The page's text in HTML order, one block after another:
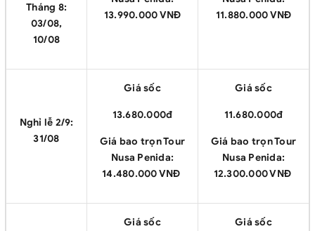
Tháng 8:
03/08,
10/08
13.990.000 VNĐ
11.880.000 VNĐ
Nghỉ lễ 2/9:
31/08
Giá sốc
13.680.000đ
Giá bao trọn Tour
Nusa Penida:
14.480.000 VNĐ
Giá sốc
11.680.000đ
Giá bao trọn Tour
Nusa Penida:
12.300.000 VNĐ
Giá sốc Giá sốc